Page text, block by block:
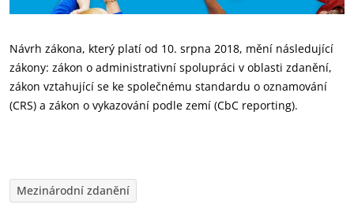
Návrh zákona, který platí od 10. srpna 2018, mění následující
zákony: zákon o administrativní spolupráci v oblasti zdanění,
zákon vztahující se ke společnému standardu o oznamování
(CRS) a zákon o vykazování podle zemí (CbC reporting).
Mezinárodní zdanění